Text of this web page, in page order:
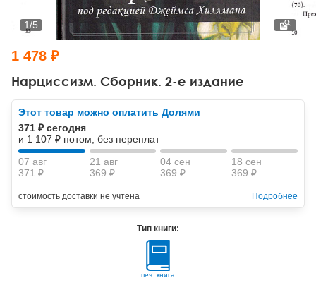
Тревожные расстройства, панические атаки
Психодрама
Другие направления психотерапии
Классический, эриксоновский гипноз и НЛП
НЛП
Психология труда и эргономика
Социальная психология
Социальная и организационная психология
Классический и юнгианский психоанализ
Нарциссизм. Сборник. 2-е издание
1/5
1 478 ₽
Этот товар можно оплатить Долями
371 ₽ сегодня
и 1 107 ₽ потом, без переплат
07 авг
371 ₽
21 авг
369 ₽
04 сен
369 ₽
18 сен
369 ₽
стоимость доставки не учтена Подробнее
Тип книги:
печ. книга